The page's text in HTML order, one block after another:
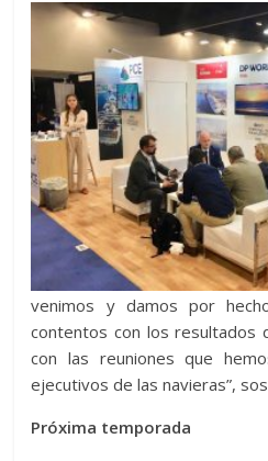
venimos y damos por
contentos con los resultados
con las reuniones que
ejecutivos de las navieras”,
Próxima temporada